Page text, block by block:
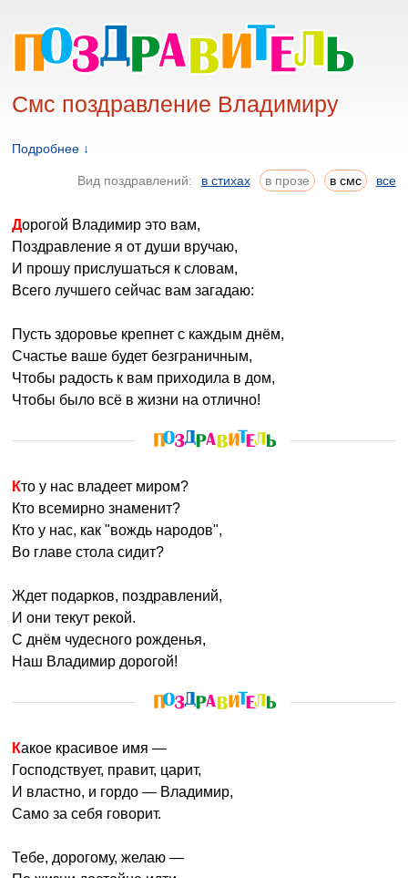
Смс поздравление Владимиру
Подробнее ↓
Вид поздравлений: в стихах в прозе в смс все
Дорогой Владимир это вам,
Поздравление я от души вручаю,
И прошу прислушаться к словам,
Всего лучшего сейчас вам загадаю:
Пусть здоровье крепнет с каждым днём,
Счастье ваше будет безграничным,
Чтобы радость к вам приходила в дом,
Чтобы было всё в жизни на отлично!
Кто у нас владеет миром?
Кто всемирно знаменит?
Кто у нас, как "вождь народов",
Во главе стола сидит?
Ждет подарков, поздравлений,
И они текут рекой.
С днём чудесного рожденья,
Наш Владимир дорогой!
Какое красивое имя —
Господствует, правит, царит,
И властно, и гордо — Владимир,
Само за себя говорит.
Тебе, дорогому, желаю —